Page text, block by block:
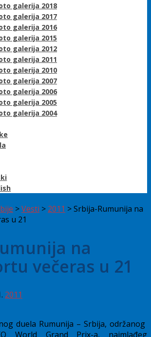
galerija 2018
galerija 2017
galerija 2016
galerija 2015
galerija 2012
galerija 2011
galerija 2010
galerija 2007
galerija 2006
galerija 2005
galerija 2004
>Vesti > 2011 >Srbija-Rumunija na
u 21
na
večeras u 21
2011
duela Rumunija – Srbija, održanog
World Grand Prix-a, najmlađeg